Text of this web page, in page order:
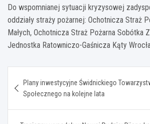
Do wspomnianej sytuacji kryzysowej
oddziały straży pożarnej: Ochotnicza Straż
Małych, Ochotnicza Straż Pożarna Sobótka
Jednostka Ratowniczo-Gaśnicza Kąty
wpisu
Plany inwestycyjne Świdnickiego
Społecznego na kolejne lata